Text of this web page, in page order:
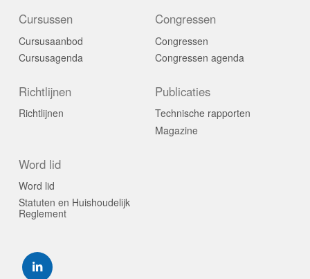
Cursussen
Cursusaanbod
Cursusagenda
Congressen
Congressen
Congressen agenda
Richtlijnen
Richtlijnen
Publicaties
Technische rapporten
Magazine
Word lid
Word lid
Statuten en Huishoudelijk
Reglement
Visit